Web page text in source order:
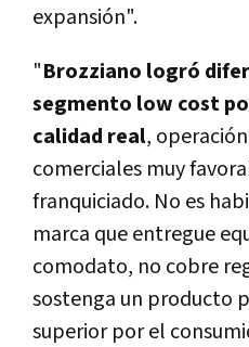
expansión".
"Brozziano logró
segmento low cost
calidad real,
comerciales muy
franquiciado. No es
marca que entregue
comodato, no cobre
sostenga un producto
superior por el